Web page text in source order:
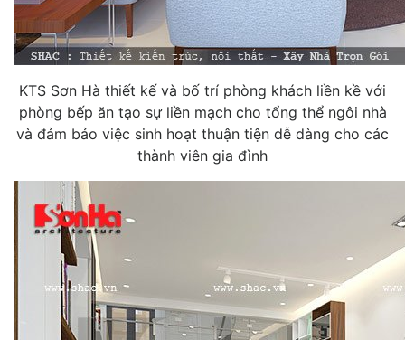
KTS Sơn Hà thiết kế và bố trí phòng khách liền kề với
phòng bếp ăn tạo sự liền mạch cho tổng thể ngôi nhà
và đảm bảo việc sinh hoạt thuận tiện dễ dàng cho các
thành viên gia đình